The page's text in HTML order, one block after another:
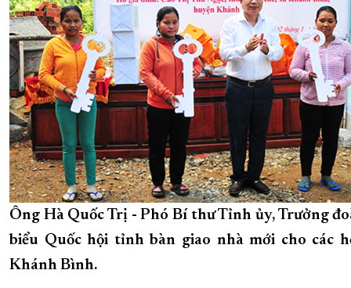
Ông Hà Quốc Trị - Phó Bí thư Tỉnh ủy, Trưởng
biểu Quốc hội tỉnh bàn giao nhà mới cho các
Khánh Bình.